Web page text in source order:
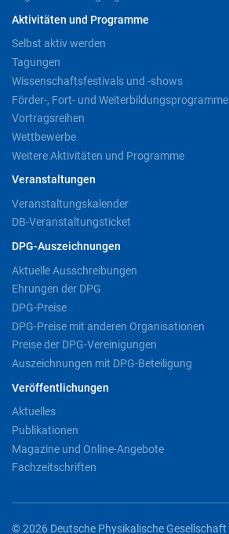
Aktivitäten und Programme
Selbst aktiv werden
Tagungen
Wissenschaftsfestivals und -shows
Förder-, Fort- und Weiterbildungsprogramme
Vortragsreihen
Wettbewerbe
Weitere Aktivitäten und Programme
Veranstaltungen
Veranstaltungskalender
DB-Veranstaltungsticket
DPG-Auszeichnungen
Aktuelle Ausschreibungen
Ehrungen der DPG
DPG-Preise
DPG-Preise mit anderen Organisationen
Preise der DPG-Vereinigungen
Auszeichnungen mit DPG-Beteiligung
Veröffentlichungen
Aktuelles
Publikationen
Magazine und Online-Angebote
Fachzeitschriften
© 2026 Deutsche Physikalische Gesellschaft